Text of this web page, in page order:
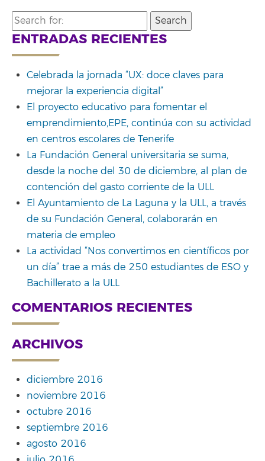
Search
for:
ENTRADAS RECIENTES
Celebrada la jornada “UX: doce claves para
mejorar la experiencia digital”
El proyecto educativo para fomentar el
emprendimiento,EPE, continúa con su actividad
en centros escolares de Tenerife
La Fundación General universitaria se suma,
desde la noche del 30 de diciembre, al plan de
contención del gasto corriente de la ULL
El Ayuntamiento de La Laguna y la ULL, a través
de su Fundación General, colaborarán en
materia de empleo
La actividad “Nos convertimos en científicos por
un día” trae a más de 250 estudiantes de ESO y
Bachillerato a la ULL
COMENTARIOS RECIENTES
ARCHIVOS
diciembre 2016
noviembre 2016
octubre 2016
septiembre 2016
agosto 2016